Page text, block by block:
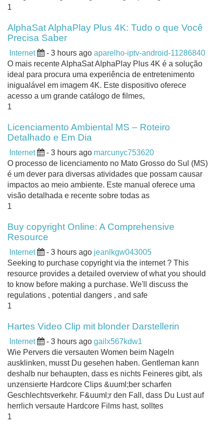
1
AlphaSat AlphaPlay Plus 4K: Tudo o que Você
Precisa Saber
Internet - 3 hours ago aparelho-iptv-android-11286840
O mais recente AlphaSat AlphaPlay Plus 4K é a solução
ideal para procura uma experiência de entretenimento
inigualável em imagem 4K. Este dispositivo oferece
acesso a um grande catálogo de filmes,
1
Licenciamento Ambiental MS – Roteiro
Detalhado e Em Dia
Internet - 3 hours ago marcunyc753620
O processo de licenciamento no Mato Grosso do Sul (MS)
é um dever para diversas atividades que possam causar
impactos ao meio ambiente. Este manual oferece uma
visão detalhada e recente sobre todas as
1
Buy copyright Online: A Comprehensive
Resource
Internet - 3 hours ago jeanlkgw043005
Seeking to purchase copyright via the internet ? This
resource provides a detailed overview of what you should
to know before making a purchase. We'll discuss the
regulations , potential dangers , and safe
1
Hartes Video Clip mit blonder Darstellerin
Internet - 3 hours ago gailx567kdw1
Wie Pervers die versauten Women beim Nageln
ausklinken, musst Du gesehen haben. Gentleman kann
deshalb nur behaupten, dass es nichts Feineres gibt, als
unzensierte Hardcore Clips &uuml;ber scharfen
Geschlechtsverkehr. F&uuml;r den Fall, dass Du Lust auf
herrlich versaute Hardcore Films hast, solltes
1